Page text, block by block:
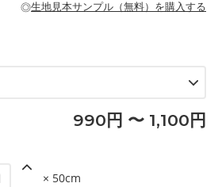
トなどのボトムス
◎生地見本サンプル（無料）を購入する
990円 〜 1,100円
× 50cm